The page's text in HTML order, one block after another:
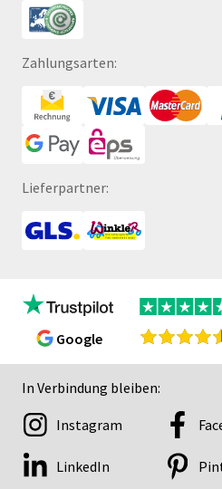
Zahlungsarten:
Lieferpartner:
Google
In Verbindung bleiben:
Instagram
LinkedIn